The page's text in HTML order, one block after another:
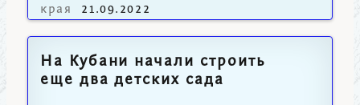
края
21.09.2022
На Кубани начали строить
еще два детских сада